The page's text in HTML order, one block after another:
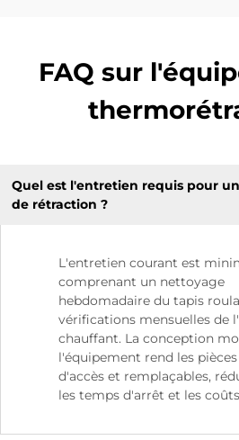
FAQ sur
Quel est l'entretien requis pour
de rétraction ?
L'entretien courant est
comprenant un nettoyage
hebdomadaire du tapis
vérifications mensuelles de
chauffant. La conception
l'équipement rend les
d'accès et remplaçables,
les temps d'arrêt et les